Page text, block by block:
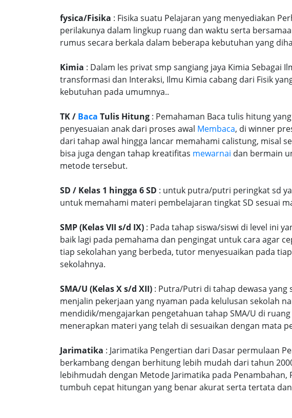
fysica/Fisika : Fisika suatu Pelajaran yang menyediakan
perilakunya dalam lingkup ruang dan waktu serta
rumus secara berkala dalam beberapa kebutuhan yang
Kimia : Dalam les privat smp sangiang jaya Kimia Sebagai
transformasi dan Interaksi, Ilmu Kimia cabang dari Fisik
kebutuhan pada umumnya..
TK / Baca Tulis Hitung : Pemahaman Baca tulis hitung
penyesuaian anak dari proses awal Membaca, di winner
dari tahap awal hingga lancar memahami calistung, misal
bisa juga dengan tahap kreatifitas mewarnai dan bermain
metode tersebut.
SD / Kelas 1 hingga 6 SD : untuk putra/putri peringkat sd
untuk memahami materi pembelajaran tingkat SD sesuai
SMP (Kelas VII s/d IX) : Pada tahap siswa/siswi di level ini
baik lagi pada pemahama dan pengingat untuk cara agar
tiap sekolahan yang berbeda, tutor menyesuaikan pada
sekolahnya.
SMA/U (Kelas X s/d XII) : Putra/Putri di tahap dewasa
menjalin pekerjaan yang nyaman pada kelulusan sekolah
mendidik/mengajarkan pengetahuan tahap SMA/U di
menerapkan materi yang telah di sesuaikan dengan mata
Jarimatika : Jarimatika Pengertian dari Dasar permulaan
berkambang dengan berhitung lebih mudah dari tahun
lebihmudah dengan Metode Jarimatika pada
tumbuh cepat hitungan yang benar akurat serta tertata